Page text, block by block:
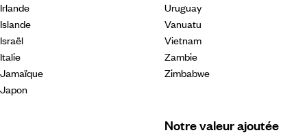
Irlande
Islande
Israël
Italie
Jamaïque
Japon
Uruguay
Vanuatu
Vietnam
Zambie
Zimbabwe
Notre valeur ajoutée